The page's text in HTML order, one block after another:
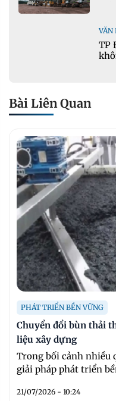
VĂN
TP
Bài Liên Quan
PHÁT TRIỂN BỀN VỮNG
Chuyển đổi bùn thải
liệu xây dựng
Trong bối cảnh nhiều
giải pháp phát triển
21/07/2026 - 10:24